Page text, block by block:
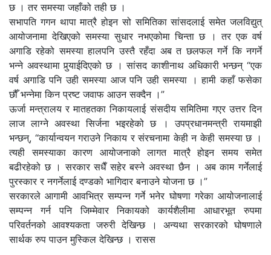
छ । तर समस्या जहाँको तही छ ।
सभापति गगन थापा मात्रै होइन सो समितिका सांसदलाई समेत जलविद्युत्
आयोजनामा देखिएको समस्या सुधार नभएकोमा चिन्ता छ । तर एक वर्ष
अगाडि रहेको समस्या हालपनि उस्तै रहँदा अब त छलफल गर्ने कि नगर्ने
भन्ने अवस्थामा पुर्‍याईदिएको छ । सांसद काशीनाथ अधिकारी भन्छन् “एक
वर्ष अगाडि पनि उही समस्या आज पनि उही समस्या । हामी कहाँ फसेका
छौँ भन्नेमा किन प्रष्ट जवाफ आउन सक्दैन ।”
ऊर्जा मन्त्रालय र मातहतका निकायलाई संसदीय समितिमा गएर उत्तर दिन
लाज लाग्ने अवस्था सिर्जना भइरहेको छ । उपप्रधानमन्त्री रायमाझी
भन्छन्, “कार्यान्वयन गराउने निकाय र संरचनामा केही न केही समस्या छ ।
त्यही समस्याका कारण आयोजनाको लागत मात्रै होइन समय समेत
बढीरहेको छ । सरकार सधैँ सहेर बस्ने अवस्था छैन । अब काम गर्नेलाई
पुरस्कार र नगर्नेलाई दण्डको भागिदार बनाउने योजना छ ।”
सरकारले आगामी आवभित्र सम्पन्न गर्ने भनेर घोषणा गरेका आयोजनालाई
सम्पन्न गर्न पनि जिम्मेवार निकायको कार्यशैलीमा आधारभूत रुपमा
परिवर्तनको आवश्यकता जरुरी देखिन्छ । अन्यथा सरकारको घोषणाले
सार्थक रुप पाउन मुस्किल देखिन्छ । रासस